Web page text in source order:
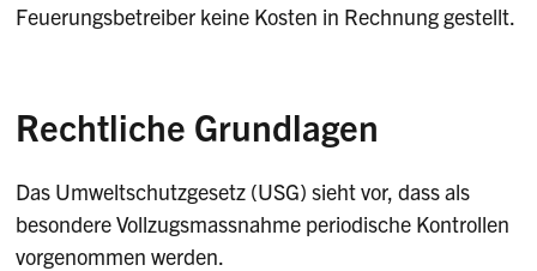
Feuerungsbetreiber keine Kosten in Rechnung gestellt.
Rechtliche Grundlagen
Das Umweltschutzgesetz (USG) sieht vor, dass als
besondere Vollzugsmassnahme periodische Kontrollen
vorgenommen werden.